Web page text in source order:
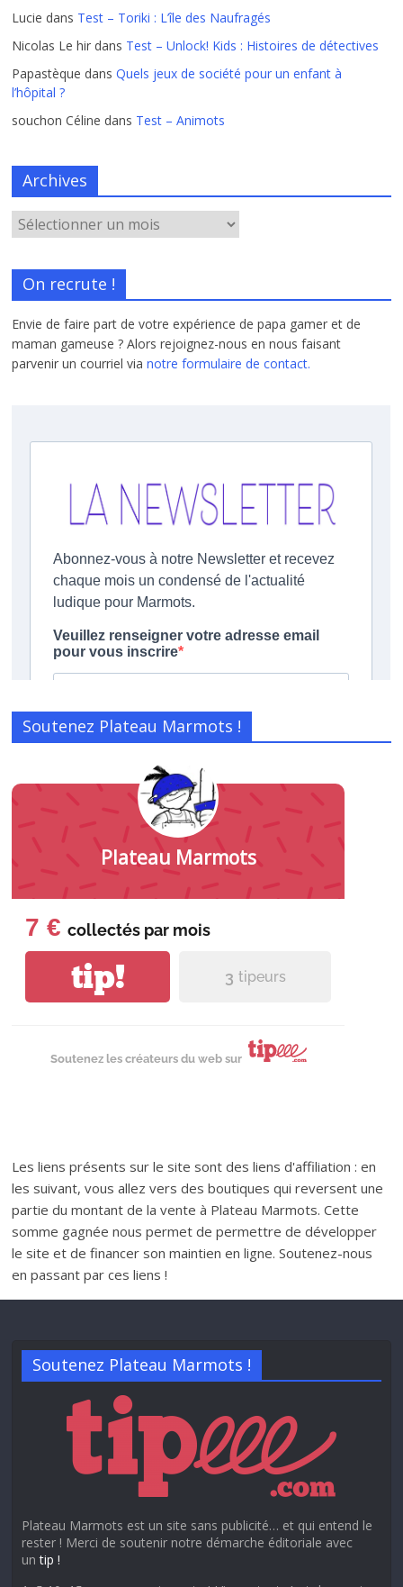
Lucie dans Test – Toriki : L’île des Naufragés
Nicolas Le hir dans Test – Unlock! Kids : Histoires de détectives
Papastèque dansQuels jeux de société pour un enfant à
l’hôpital ?
souchon Céline dans Test – Animots
Archives
On recrute !
Envie de faire part de votre expérience de papa gamer et de
maman gameuse ? Alors rejoignez-nous en nous faisant
parvenir un courriel vianotre formulaire de contact.
Soutenez Plateau Marmots !
Plateau Marmots
7 € collectés par mois
tip! 3 tipeurs
Soutenez les créateurs du web sur
Les liens présents sur le site sont des liens d'affiliation : en
les suivant, vous allez vers des boutiques qui reversent une
partie du montant de la vente à Plateau Marmots. Cette
somme gagnée nous permet de permettre de développer
le site et de financer son maintien en ligne. Soutenez-nous
en passant par ces liens !
Soutenez Plateau Marmots !
Plateau Marmots est un site sans publicité… et qui entend le
rester ! Merci de soutenir notre démarche éditoriale avec
untip !